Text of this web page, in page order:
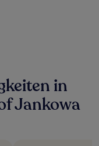
in
Jankowa